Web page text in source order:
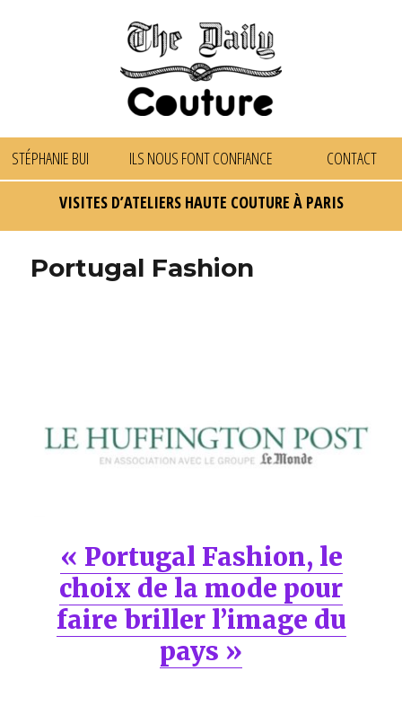
STÉPHANIE BUI ILS NOUS FONT CONFIANCE CONTACT
VISITES D’ATELIERS HAUTE COUTURE À PARIS
Portugal Fashion
« Portugal Fashion, le
choix de la mode pour
faire briller l’image du
pays »